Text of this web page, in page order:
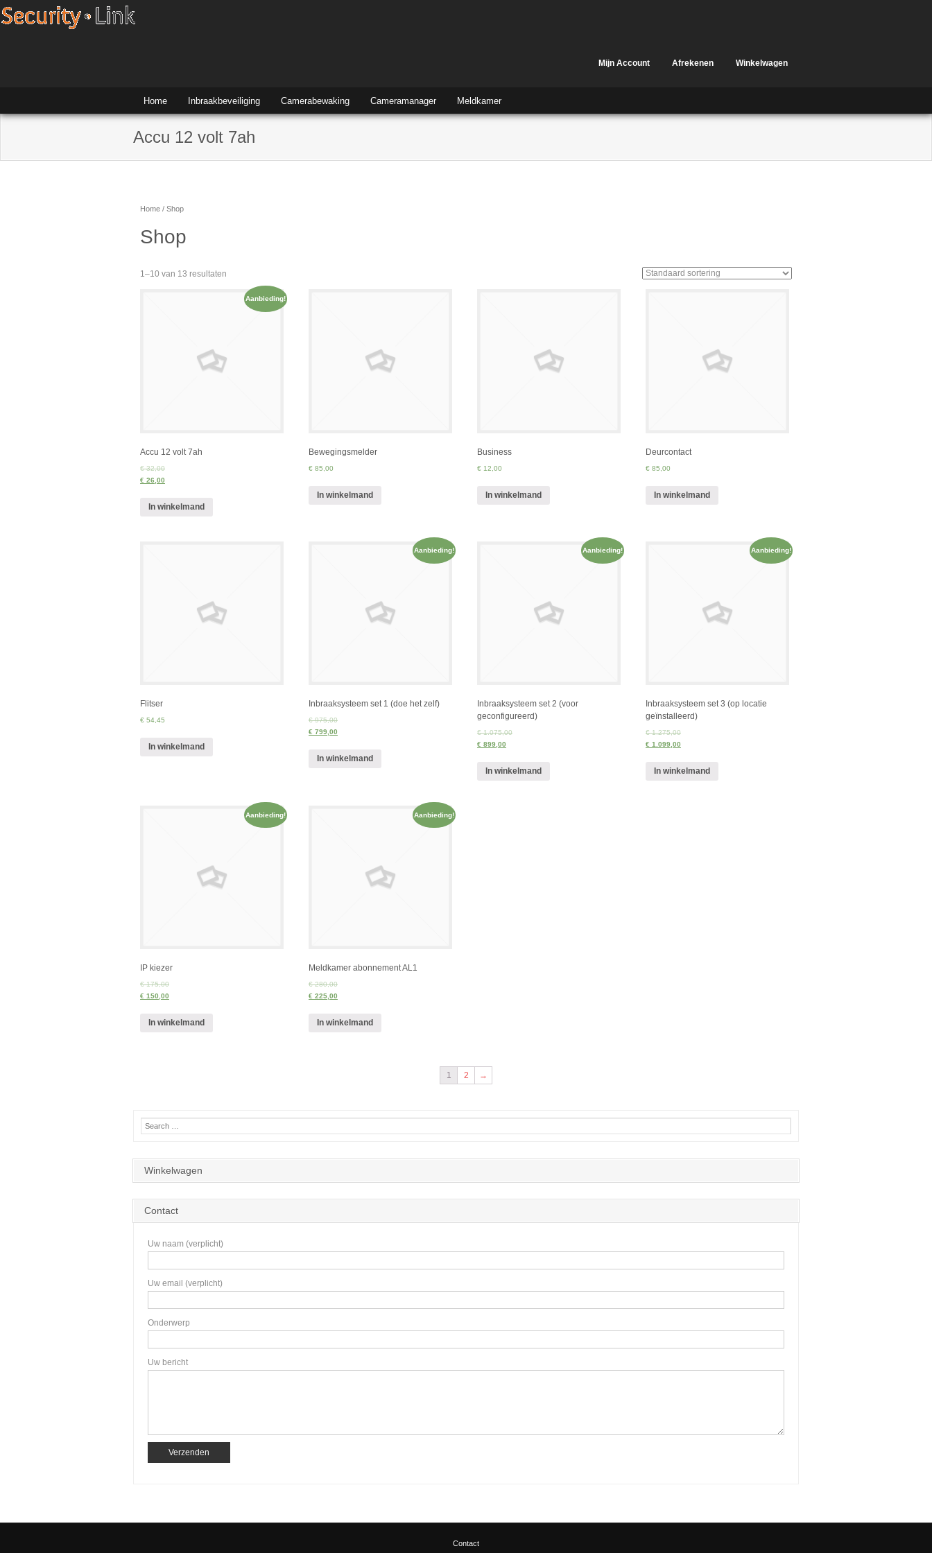
Mijn Account Afrekenen Winkelwagen
Home Inbraakbeveiliging Camerabewaking Cameramanager Meldkamer
Accu 12 volt 7ah
Home / Shop
Shop
1–10 van 13 resultaten
Aanbieding!
Accu 12 volt 7ah
€ 32,00
€ 26,00
In winkelmand
Bewegingsmelder
€ 85,00
In winkelmand
Business
€ 12,00
In winkelmand
Deurcontact
€ 85,00
In winkelmand
Flitser
€ 54,45
In winkelmand
Aanbieding!
Inbraaksysteem set 1 (doe het zelf)
€ 975,00
€ 799,00
In winkelmand
Aanbieding!
Inbraaksysteem set 2 (voor
geconfigureerd)
€ 1.075,00
€ 899,00
In winkelmand
Aanbieding!
Inbraaksysteem set 3 (op locatie
geïnstalleerd)
€ 1.275,00
€ 1.099,00
In winkelmand
Aanbieding!
IP kiezer
€ 175,00
€ 150,00
In winkelmand
Aanbieding!
Meldkamer abonnement AL1
€ 280,00
€ 225,00
In winkelmand
1 2 →
Winkelwagen
Contact
Uw naam (verplicht)
Uw email (verplicht)
Onderwerp
Uw bericht
Contact